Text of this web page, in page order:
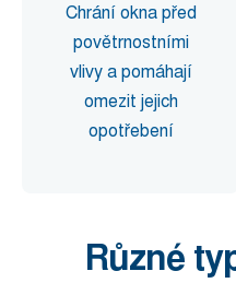
Chrání okna před
povětrnostními
vlivy a pomáhají
omezit jejich
opotřebení
Různé